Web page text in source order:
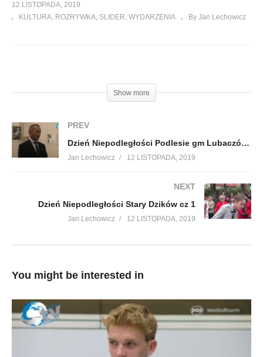
12 LISTOPADA, 2019
KULTURA ROZRYWKA SLIDER WYDARZENIA By Jan Lechowicz
Show more
PREV
Dzień Niepodległości Podlesie gm Lubaczów cz 3
Jan Lechowicz 12 LISTOPADA, 2019
NEXT
Dzień Niepodległości Stary Dzików cz 1
Jan Lechowicz 12 LISTOPADA, 2019
You might be interested in